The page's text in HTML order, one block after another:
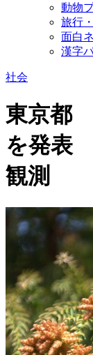
動物
旅行
面白
漢字
社会
東京都
を発表
観測